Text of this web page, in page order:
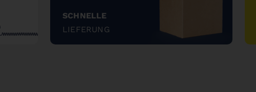
SCHNELLE
LIEFERUNG
"